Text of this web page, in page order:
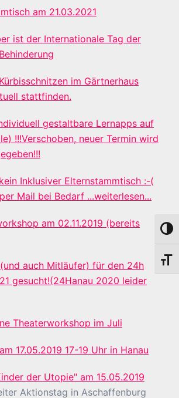
am 21.03.2021
ist der Internationale Tag der
im Gärtnerhaus
stattfinden.
gestaltbare Lernapps auf
!!!Verschoben, neuer Termin wird
Inklusiver Elternstammtisch :-(
Mail bei Bedarf ...weiterlesen...
am 02.11.2019 (bereits
auch Mitläufer) für den 24h
gesucht!(24Hanau 2020 leider
Theaterworkshop im Juli
17.05.2019 17-19 Uhr in Hanau
der Utopie" am 15.05.2019
Aktionstag in Aschaffenburg